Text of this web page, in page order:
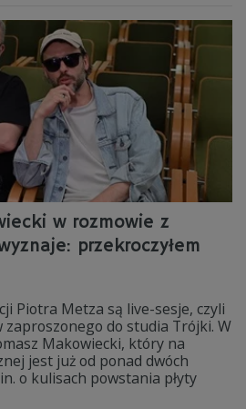
w rozmowie z
przekroczyłem
Piotra Metza są live-sesje, czyli
do studia Trójki. W
Makowiecki, który na
jest już od ponad dwóch
o kulisach powstania płyty